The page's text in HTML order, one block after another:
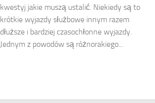
kwestyj jakie muszą ustalić. Niekiedy są to
krótkie wyjazdy służbowe innym razem
dłuższe i bardziej czasochłonne wyjazdy.
Jednym z powodów są różnorakiego...